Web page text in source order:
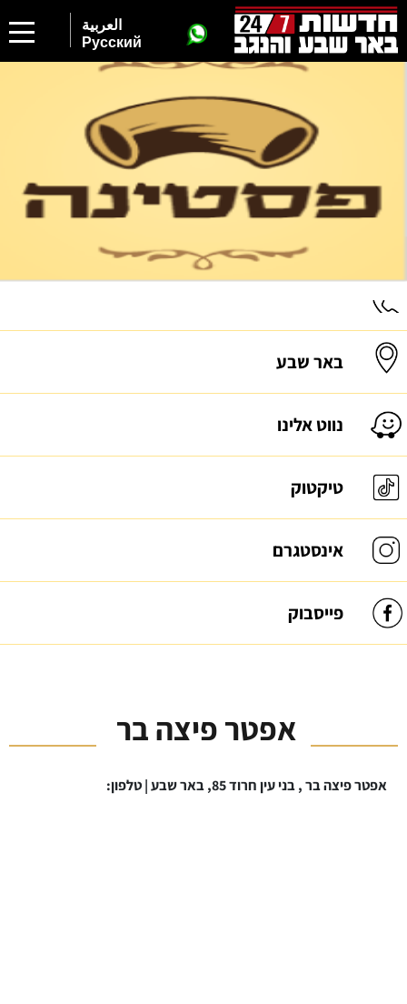
العربية
Русский
באר שבע
נווט אלינו
טיקטוק
אינסטגרם
פייסבוק
אפטר פיצה בר
אפטר פיצה בר , בני עין חרוד 85, באר שבע | טלפון: